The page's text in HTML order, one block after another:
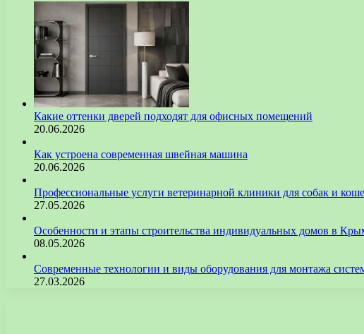
Какие оттенки дверей подходят для офисных помещений
20.06.2026
Как устроена современная швейная машина
20.06.2026
Профессиональные услуги ветеринарной клиники для собак и
27.05.2026
Особенности и этапы строительства индивидуальных домов в
08.05.2026
Современные технологии и виды оборудования для монтажа
27.03.2026